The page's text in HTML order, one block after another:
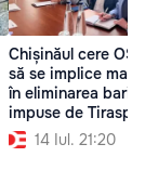
Chișinăul cere
să se implice mai
în eliminarea
impuse de Tiraspol
14 Iul. 21:20